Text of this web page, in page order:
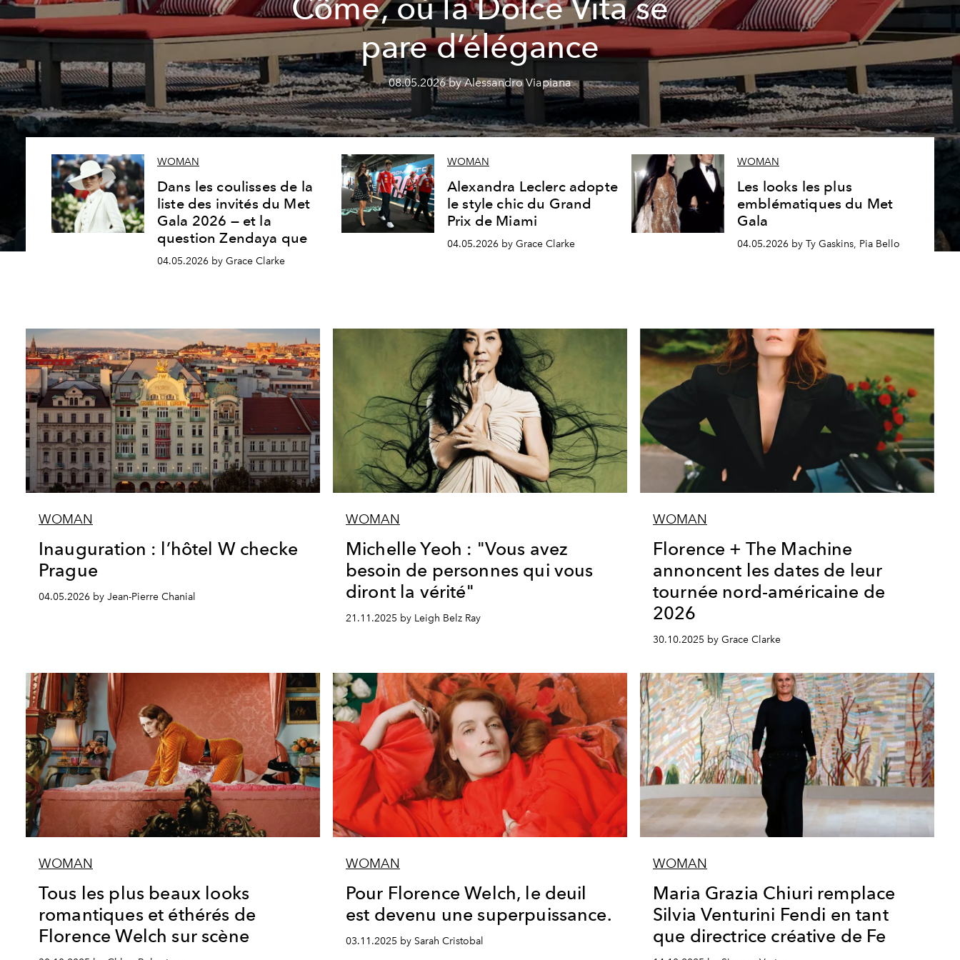
Côme, où la Dolce Vita se
pare d’élégance
08.05.2026 by Alessandro Viapiana
WOMAN
Dans les coulisses de la
liste des invités du Met
Gala 2026 — et la
question Zendaya que
04.05.2026 by Grace Clarke
WOMAN
Alexandra Leclerc adopte
le style chic du Grand
Prix de Miami
04.05.2026 by Grace Clarke
WOMAN
Les looks les plus
emblématiques du Met
Gala
04.05.2026 by Ty Gaskins, Pia Bello
WOMAN
Inauguration : l’hôtel W checke
Prague
04.05.2026 by Jean-Pierre Chanial
WOMAN
Michelle Yeoh : "Vous avez
besoin de personnes qui vous
diront la vérité"
21.11.2025 by Leigh Belz Ray
WOMAN
Florence + The Machine
annoncent les dates de leur
tournée nord-américaine de
2026
30.10.2025 by Grace Clarke
WOMAN
Tous les plus beaux looks
romantiques et éthérés de
Florence Welch sur scène
WOMAN
Pour Florence Welch, le deuil
est devenu une superpuissance.
03.11.2025 by Sarah Cristobal
WOMAN
Maria Grazia Chiuri remplace
Silvia Venturini Fendi en tant
que directrice créative de Fe